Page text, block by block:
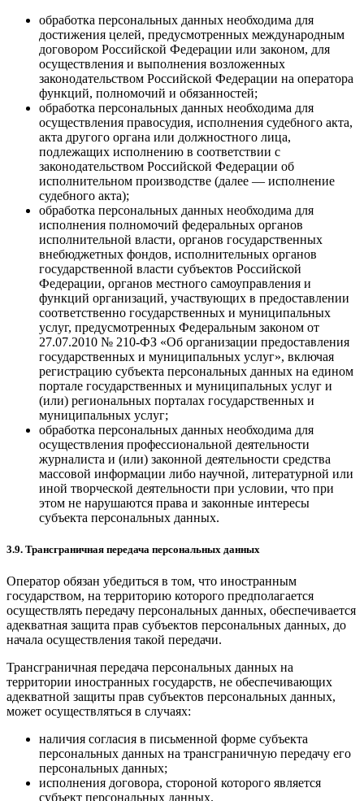
обработка персональных данных необходима для
достижения целей, предусмотренных международным
договором Российской Федерации или законом, для
осуществления и выполнения возложенных
законодательством Российской Федерации на оператора
функций, полномочий и обязанностей;
обработка персональных данных необходима для
осуществления правосудия, исполнения судебного акта,
акта другого органа или должностного лица,
подлежащих исполнению в соответствии с
законодательством Российской Федерации об
исполнительном производстве (далее — исполнение
судебного акта);
обработка персональных данных необходима для
исполнения полномочий федеральных органов
исполнительной власти, органов государственных
внебюджетных фондов, исполнительных органов
государственной власти субъектов Российской
Федерации, органов местного самоуправления и
функций организаций, участвующих в предоставлении
соответственно государственных и муниципальных
услуг, предусмотренных Федеральным законом от
27.07.2010 № 210-ФЗ «Об организации предоставления
государственных и муниципальных услуг», включая
регистрацию субъекта персональных данных на едином
портале государственных и муниципальных услуг и
(или) региональных порталах государственных и
муниципальных услуг;
обработка персональных данных необходима для
осуществления профессиональной деятельности
журналиста и (или) законной деятельности средства
массовой информации либо научной, литературной или
иной творческой деятельности при условии, что при
этом не нарушаются права и законные интересы
субъекта персональных данных.
3.9. Трансграничная передача персональных данных
Оператор обязан убедиться в том, что иностранным
государством, на территорию которого предполагается
осуществлять передачу персональных данных, обеспечивается
адекватная защита прав субъектов персональных данных, до
начала осуществления такой передачи.
Трансграничная передача персональных данных на
территории иностранных государств, не обеспечивающих
адекватной защиты прав субъектов персональных данных,
может осуществляться в случаях:
наличия согласия в письменной форме субъекта
персональных данных на трансграничную передачу его
персональных данных;
исполнения договора, стороной которого является
субъект персональных данных.